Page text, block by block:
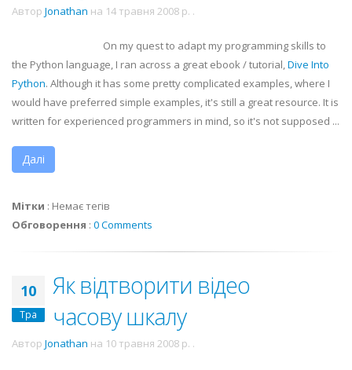
Автор Jonathan на 14 травня 2008 р. .
On my quest to adapt my programming skills to
the Python language, I ran across a great ebook/ tutorial,Dive Into
Python. Although it has some pretty complicated examples, where I
would have preferred simple examples, it's still a great resource. It is
written for experienced programmers in mind, so it's not supposed ...
Далі
Мітки : Немає тегів
Обговорення : 0 Comments
10
Тра
Як відтворити відео
часову шкалу
Автор Jonathan на 10 травня 2008 р. .